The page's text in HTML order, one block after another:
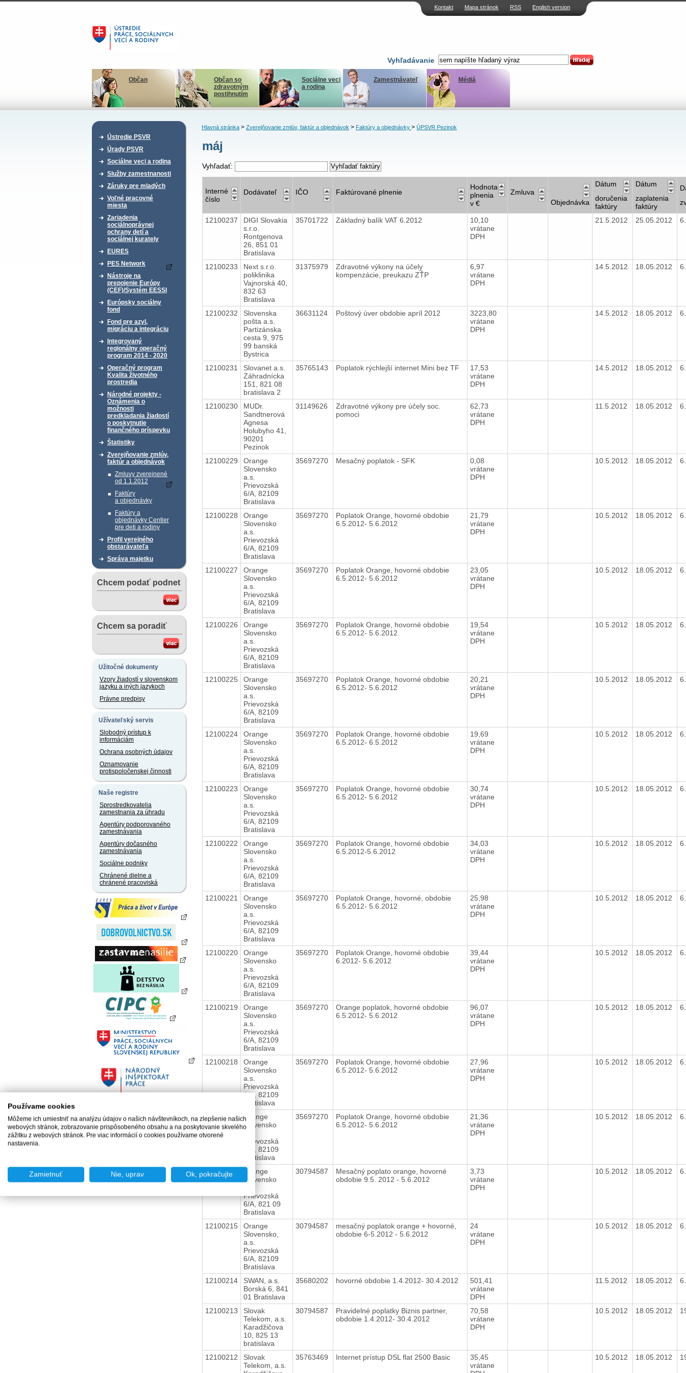
Kontakt Mapa stránok RSS English version
Vyhľadávanie
Občan
Občan so
zdravotným
postihnutím
Sociálne veci
a rodina
Zamestnávateľ Médiá
Ústredie PSVR
Úrady PSVR
Sociálne veci a rodina
Služby zamestnanosti
Záruky pre mladých
Voľné pracovné
miesta
Zariadenia
sociálnoprávnej
ochrany detí a
sociálnej kurately
EURES
PES Network
Nástroje na
prepojenie Európy
(CEF)/Systém EESSI
Európsky sociálny
fond
Fond pre azyl,
migráciu a integráciu
Integrovaný
regionálny operačný
program 2014 - 2020
Operačný program
Kvalita životného
prostredia
Národné projekty -
Oznámenia o
možnosti
predkladania žiadostí
o poskytnutie
finančného príspevku
Štatistiky
Zverejňovanie zmlúv,
faktúr a objednávok
Zmluvy zverejnené
od 1.1.2012
Faktúry
a objednávky
Faktúry a
objednávky Centier
pre deti a rodiny
Profil verejného
obstarávateľa
Správa majetku
Chcem podať podnet
Chcem sa poradiť
Užitočné dokumenty
Vzory žiadostí v slovenskom
jazyku a iných jazykoch
Právne predpisy
Užívateľský servis
Slobodný prístup k
informáciám
Ochrana osobných údajov
Oznamovanie
protispoločenskej činnosti
Naše registre
Sprostredkovatelia
zamestnania za úhradu
Agentúry podporovaného
zamestnávania
Agentúry dočasného
zamestnávania
Sociálne podniky
Chránené dielne a
chránené pracoviská
Hlavná stránka> Zverejňovanie zmlúv, faktúr a objednávok> Faktúry a objednávky > ÚPSVR Pezinok
máj
Vyhľadať:
Interné
číslo
Dodávateľ IČO Faktúrované plnenie
Hodnota
plnenia
v €
Zmluva
Objednávka
Dátum
doručenia
faktúry
Dátum
zaplatenia
faktúry
12100237
DIGI Slovakia
s.r.o.
Rontgenova
26, 851 01
Bratislava
35701722 Základný balík VAT 6.2012
10,10
vrátane
DPH
21.5.2012 25.05.2012
12100233
Next s.r.o.
poliklinika
Vajnorská 40,
832 63
Bratislava
31375979
Zdravotné výkony na účely
kompenzácie, preukazu ZŤP
6,97
vrátane
DPH
14.5.2012 18.05.2012
12100232
Slovenska
pošta a.s.
Partizánska
cesta 9, 975
99 banská
Bystrica
36631124 Poštový úver obdobie apríl 2012
3223,80
vrátane
DPH
14.5.2012 18.05.2012
12100231
Slovanet a.s.
Záhradnícka
151, 821 08
bratislava 2
35765143 Poplatok rýchlejší internet Mini bez TF
17,53
vrátane
DPH
14.5.2012 18.05.2012
12100230
MUDr.
Sandtnerová
Agnesa
Holubyho 41,
90201
Pezinok
31149626
Zdravotné výkony pre účely soc.
pomoci
62,73
vrátane
DPH
11.5.2012 18.05.2012
12100229
Orange
Slovensko
a.s.
Prievozská
6/A, 82109
Bratislava
35697270 Mesačný poplatok - SFK
0,08
vrátane
DPH
10.5.2012 18.05.2012
12100228
Orange
Slovensko
a.s.
Prievozská
6/A, 82109
Bratislava
35697270
Poplatok Orange, hovorné obdobie
6.5.2012- 5.6.2012
21,79
vrátane
DPH
10.5.2012 18.05.2012
12100227
Orange
Slovensko
a.s.
Prievozská
6/A, 82109
Bratislava
35697270
Poplatok Orange, hovorné obdobie
6.5.2012- 5.6.2012
23,05
vrátane
DPH
10.5.2012 18.05.2012
12100226
Orange
Slovensko
a.s.
Prievozská
6/A, 82109
Bratislava
35697270
Poplatok Orange, hovorné obdobie
6.5.2012- 5.6.2012
19,54
vrátane
DPH
10.5.2012 18.05.2012
12100225
Orange
Slovensko
a.s.
Prievozská
6/A, 82109
Bratislava
35697270
Poplatok Orange, hovorné obdobie
6.5.2012- 5.6.2012
20,21
vrátane
DPH
10.5.2012 18.05.2012
12100224
Orange
Slovensko
a.s.
Prievozská
6/A, 82109
Bratislava
35697270
Poplatok Orange, hovorné obdobie
6.5.2012- 6.5.2012
19,69
vrátane
DPH
10.5.2012 18.05.2012
12100223
Orange
Slovensko
a.s.
Prievozská
6/A, 82109
Bratislava
35697270
Poplatok Orange, hovorné obdobie
6.5.2012- 5.6.2012
30,74
vrátane
DPH
10.5.2012 18.05.2012
12100222
Orange
Slovensko
a.s.
Prievozská
6/A, 82109
Bratislava
35697270
Poplatok Orange, hovorné obdobie
6.5.2012-5.6.2012
34,03
vrátane
DPH
10.5.2012 18.05.2012
12100221
Orange
Slovensko
a.s.
Prievozská
6/A, 82109
Bratislava
35697270
Poplatok Orange, hovorné, obdobie
6.5.2012- 5.6.2012
25,98
vrátane
DPH
10.5.2012 18.05.2012
12100220
Orange
Slovensko
a.s.
Prievozská
6/A, 82109
Bratislava
35697270
Poplatok Orange, hovorné obdobie
6.2012- 5.6.2012
39,44
vrátane
DPH
10.5.2012 18.05.2012
12100219
Orange
Slovensko
a.s.
Prievozská
6/A, 82109
Bratislava
35697270
Orange poplatok, hovorné obdobie
6.5.2012- 5.6.2012
96,07
vrátane
DPH
10.5.2012 18.05.2012
12100218
Orange
Slovensko
a.s.
Prievozská
6/A, 82109
Bratislava
35697270
Poplatok Orange, hovorné obdobie
6.5.2012- 5.6.2012
27,96
vrátane
DPH
10.5.2012 18.05.2012
12100217
Orange
Slovensko
Prievozská
6/A, 82109
Bratislava
35697270
Poplatok Orange, hovorné obdobie
6.5.2012- 5.6.2012
21,36
vrátane
DPH
10.5.2012 18.05.2012
12100216
Orange
Slovensko
Prievozská
6/A, 821 09
Bratislava
30794587
Mesačný poplato orange, hovorné
obdobie 9.5. 2012 - 5.6.2012
3,73
vrátane
DPH
10.5.2012 18.05.2012
12100215
Orange
Slovensko,
a.s.
Prievozská
6/A, 82109
Bratislava
30794587
mesačný poplatok orange + hovorné,
obdobie 6-5.2012 - 5.6.2012
24
vrátane
DPH
10.5.2012 18.05.2012
12100214
SWAN, a.s.
Borská 6, 841
01 Bratislava
35680202 hovorné obdobie 1.4.2012- 30.4.2012
501,41
vrátane
DPH
11.5.2012 18.05.2012
12100213
Slovak
Telekom, a.s.
Karadžičova
10, 825 13
bratislava
30794587
Pravidelné poplatky Biznis partner,
obdobie 1.4.2012- 30.4.2012
70,58
vrátane
DPH
10.5.2012 18.05.2012
12100212
Slovak
Telekom, a.s.
35763469 Internet prístup DSL flat 2500 Basic
35,45
vrátane
10.5.2012 18.05.2012
Používame cookies
Môžeme ich umiestniť na analýzu údajov o našich návštevníkoch, na zlepšenie našich
webových stránok, zobrazovanie prispôsobeného obsahu a na poskytovanie skvelého
zážitku z webových stránok. Pre viac informácií o cookies používame otvorené
nastavenia.
Zamietnuť Nie, uprav Ok, pokračujte